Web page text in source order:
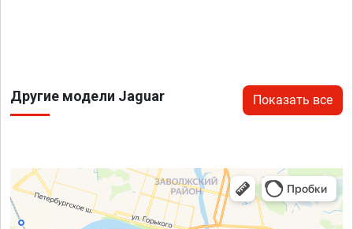
Другие модели Jaguar Показать все